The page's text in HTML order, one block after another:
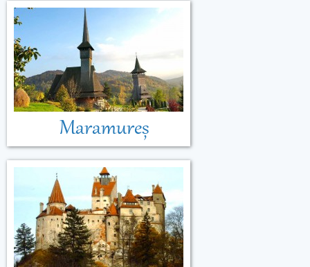
Maramureș